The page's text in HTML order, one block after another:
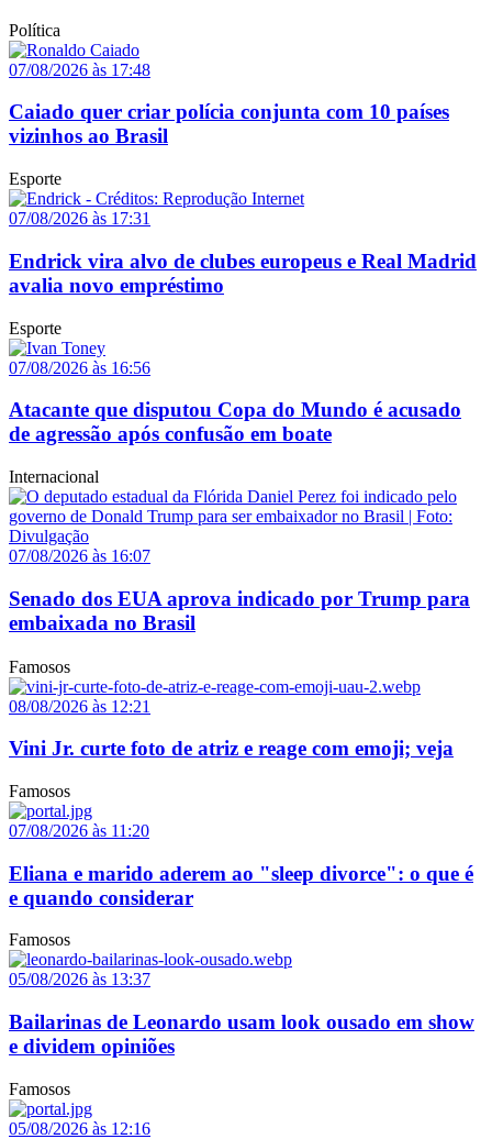
Política
07/08/2026 às 17:48
Caiado quer criar polícia conjunta com 10 países
vizinhos ao Brasil
Esporte
07/08/2026 às 17:31
Endrick vira alvo de clubes europeus e Real Madrid
avalia novo empréstimo
Esporte
07/08/2026 às 16:56
Atacante que disputou Copa do Mundo é acusado
de agressão após confusão em boate
Internacional
07/08/2026 às 16:07
Senado dos EUA aprova indicado por Trump para
embaixada no Brasil
Famosos
08/08/2026 às 12:21
Vini Jr. curte foto de atriz e reage com emoji; veja
Famosos
07/08/2026 às 11:20
Eliana e marido aderem ao "sleep divorce": o que é
e quando considerar
Famosos
05/08/2026 às 13:37
Bailarinas de Leonardo usam look ousado em show
e dividem opiniões
Famosos
05/08/2026 às 12:16